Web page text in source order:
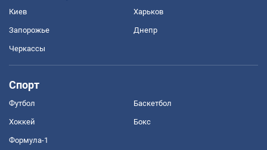
Киев Харьков
Запорожье Днепр
Черкассы
Спорт
Футбол Баскетбол
Хоккей Бокс
Формула-1